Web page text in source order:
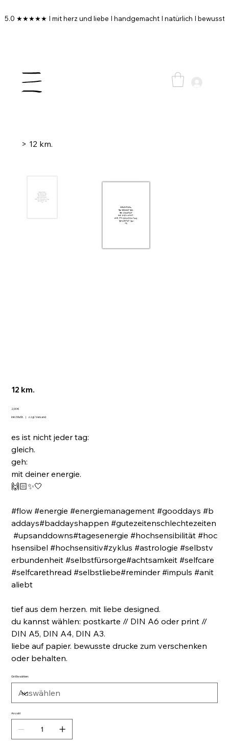
5.0 ★★★★★ I mit herz und liebe I handgemacht I natürlich I bewusst
> 12 km.
12 km.
Preis
2,00 €
inkl. MwSt. | zzgl. Versand
es ist nicht jeder tag:
gleich.
geh:
mit deiner energie.
🙌🏻✨🤍
#flow #energie #energiemanagement #gooddays #b
addays#baddayshappen #gutezeitenschlechtezeiten
#upsanddowns#tagesenergie #hochsensibilität #hoc
hsensibel #hochsensitiv#zyklus #astrologie #selbstv
erbundenheit #selbstfürsorge#achtsamkeit #selfcare
#selfcarethread #selbstliebe#reminder #impuls #anit
aliebt
tief aus dem herzen. mit liebe designed.
du kannst wählen: postkarte // DIN A6 oder print //
DIN A5, DIN A4, DIN A3.
liebe auf papier. bewusste drucke zum verschenken
oder behalten.
Größe wählen:
Anzahl